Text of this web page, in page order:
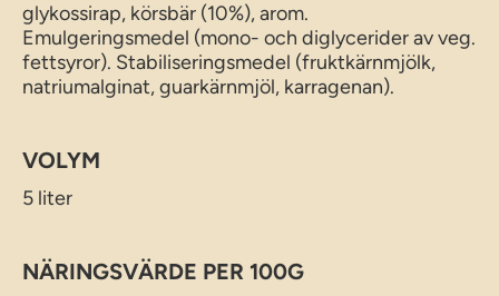
glykossirap, körsbär (10%), arom.
Emulgeringsmedel (mono- och diglycerider av veg.
fettsyror). Stabiliseringsmedel (fruktkärnmjölk,
natriumalginat, guarkärnmjöl, karragenan).
VOLYM
5 liter
NÄRINGSVÄRDE PER 100G